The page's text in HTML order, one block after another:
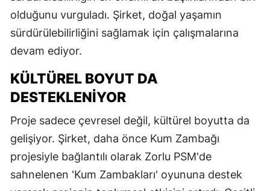
olduğunu vurguladı. Şirket, doğal yaşamın
sürdürülebilirliğini sağlamak için çalışmalarına
devam ediyor.
KÜLTÜREL BOYUT DA
DESTEKLENIYOR
Proje sadece çevresel değil, kültürel boyutta da
gelişiyor. Şirket, daha önce Kum Zambağı
projesiyle bağlantılı olarak Zorlu PSM'de
sahnelenen 'Kum Zambakları' oyununa destek